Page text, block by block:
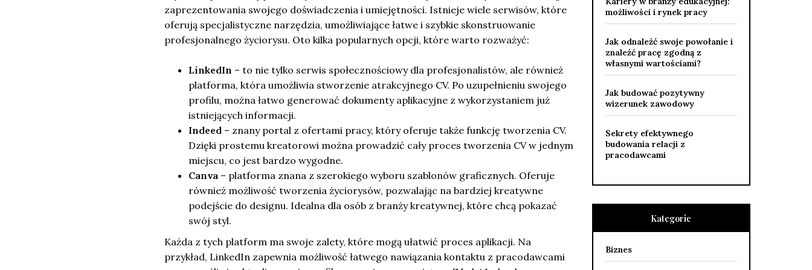
zaprezentowania swojego doświadczenia i umiejętności. Istnieje wiele serwisów, które
oferują specjalistyczne narzędzia, umożliwiające łatwe i szybkie skonstruowanie
profesjonalnego życiorysu. Oto kilka popularnych opcji, które warto rozważyć:
LinkedIn – to nie tylko serwis społecznościowy dla profesjonalistów, ale również
platforma, która umożliwia stworzenie atrakcyjnego CV. Po uzupełnieniu swojego
profilu, można łatwo generować dokumenty aplikacyjne z wykorzystaniem już
istniejących informacji.
Indeed – znany portal z ofertami pracy, który oferuje także funkcję tworzenia CV.
Dzięki prostemu kreatorowi można prowadzić cały proces tworzenia CV w jednym
miejscu, co jest bardzo wygodne.
Canva – platforma znana z szerokiego wyboru szablonów graficznych. Oferuje
również możliwość tworzenia życiorysów, pozwalając na bardziej kreatywne
podejście do designu. Idealna dla osób z branży kreatywnej, które chcą pokazać
swój styl.
Każda z tych platform ma swoje zalety, które mogą ułatwić proces aplikacji. Na
przykład, LinkedIn zapewnia możliwość łatwego nawiązania kontaktu z pracodawcami
możliwości i rynek pracy
Jak odnaleźć swoje powołanie i
znaleźć pracę zgodną z
własnymi wartościami?
Jak budować pozytywny
wizerunek zawodowy
Sekrety efektywnego
budowania relacji z
pracodawcami
Kategorie
Biznes